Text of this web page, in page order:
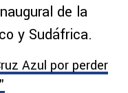
de la
y Sudáfrica.
Azul por perder